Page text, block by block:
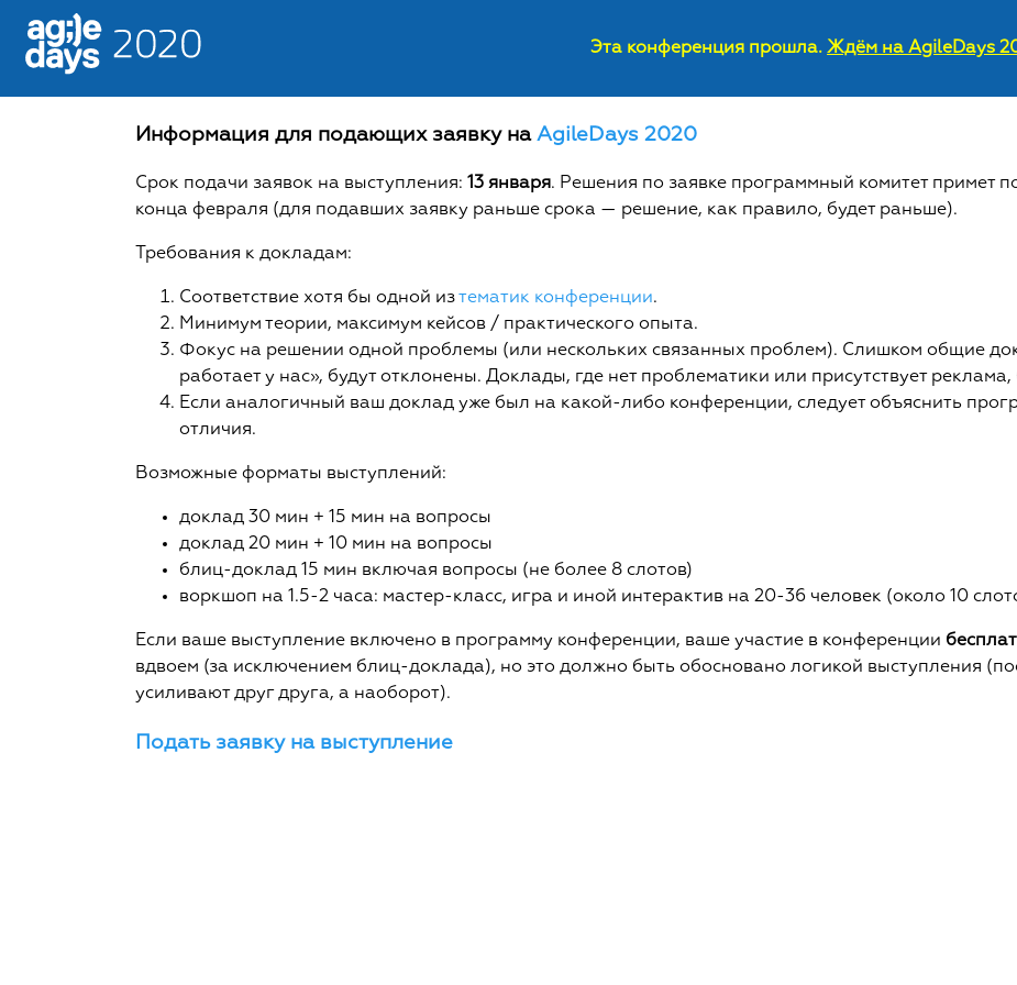
Информация для подающих заявку на AgileDays 2020
Срок подачи заявок на выступления: 13 января. Решения по заявке программный комитет примет
конца февраля (для подавших заявку раньше срока — решение, как правило, будет раньше).
Требования к докладам:
Соответствие хотя бы одной изтематик конференции.
Минимум теории, максимум кейсов / практического опыта.
Фокус на решении одной проблемы (или нескольких связанных проблем). Слишком общие
работает у нас», будут отклонены. Доклады, где нет проблематики или присутствует
Если аналогичный ваш доклад уже был на какой-либо конференции, следует объяснить
отличия.
Возможные форматы выступлений:
доклад 30 мин + 15 мин на вопросы
доклад 20 мин + 10 мин на вопросы
блиц-доклад 15 мин включая вопросы (не более 8 слотов)
воркшоп на 1.5-2 часа: мастер-класс, игра и иной интерактив на 20-36 человек (около 10
Если ваше выступление включено в программу конференции, ваше участие в конференции
вдвоем (за исключением блиц-доклада), но это должно быть обосновано логикой выступления
усиливают друг друга, а наоборот).
Подать заявку на выступление
Эта конференция прошла.Ждём на AgileDays